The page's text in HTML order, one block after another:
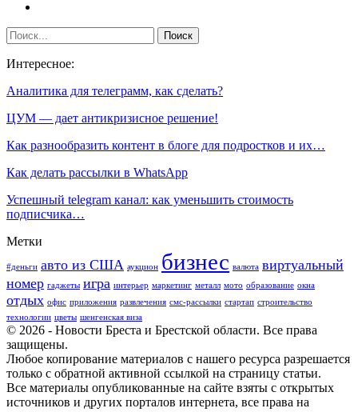
Интересное:
Аналитика для телеграмм, как сделать?
ЦУМ — дает антикризисное решение!
Как разнообразить контент в блоге для подростков и их…
Как делать рассылки в WhatsApp
Успешный telegram канал: как уменьшить стоимость
подписчика…
Метки
#деньги авто из США аукцион бизнес валюта виртуальный
номер гаджеты игра интерьер маркетинг металл мото образование окна
отдых офис приложения развлечения смс-рассылки стартап строительство
технологии цветы шенгенская виза
© 2026 - Новости Бреста и Брестской области. Все права
защищены.
Любое копирование материалов с нашего ресурса разрешается
только с обратной активной ссылкой на страницу статьи.
Все материалы опубликованные на сайте взяты с открытых
источников и других порталов интернета, все права на